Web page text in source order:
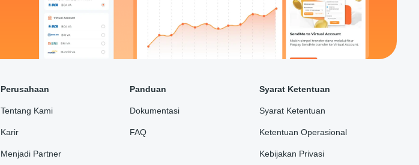
Perusahaan
Tentang Kami
Karir
Menjadi Partner
Panduan
Dokumentasi
FAQ
Syarat Ketentuan
Syarat Ketentuan
Ketentuan Operasional
Kebijakan Privasi